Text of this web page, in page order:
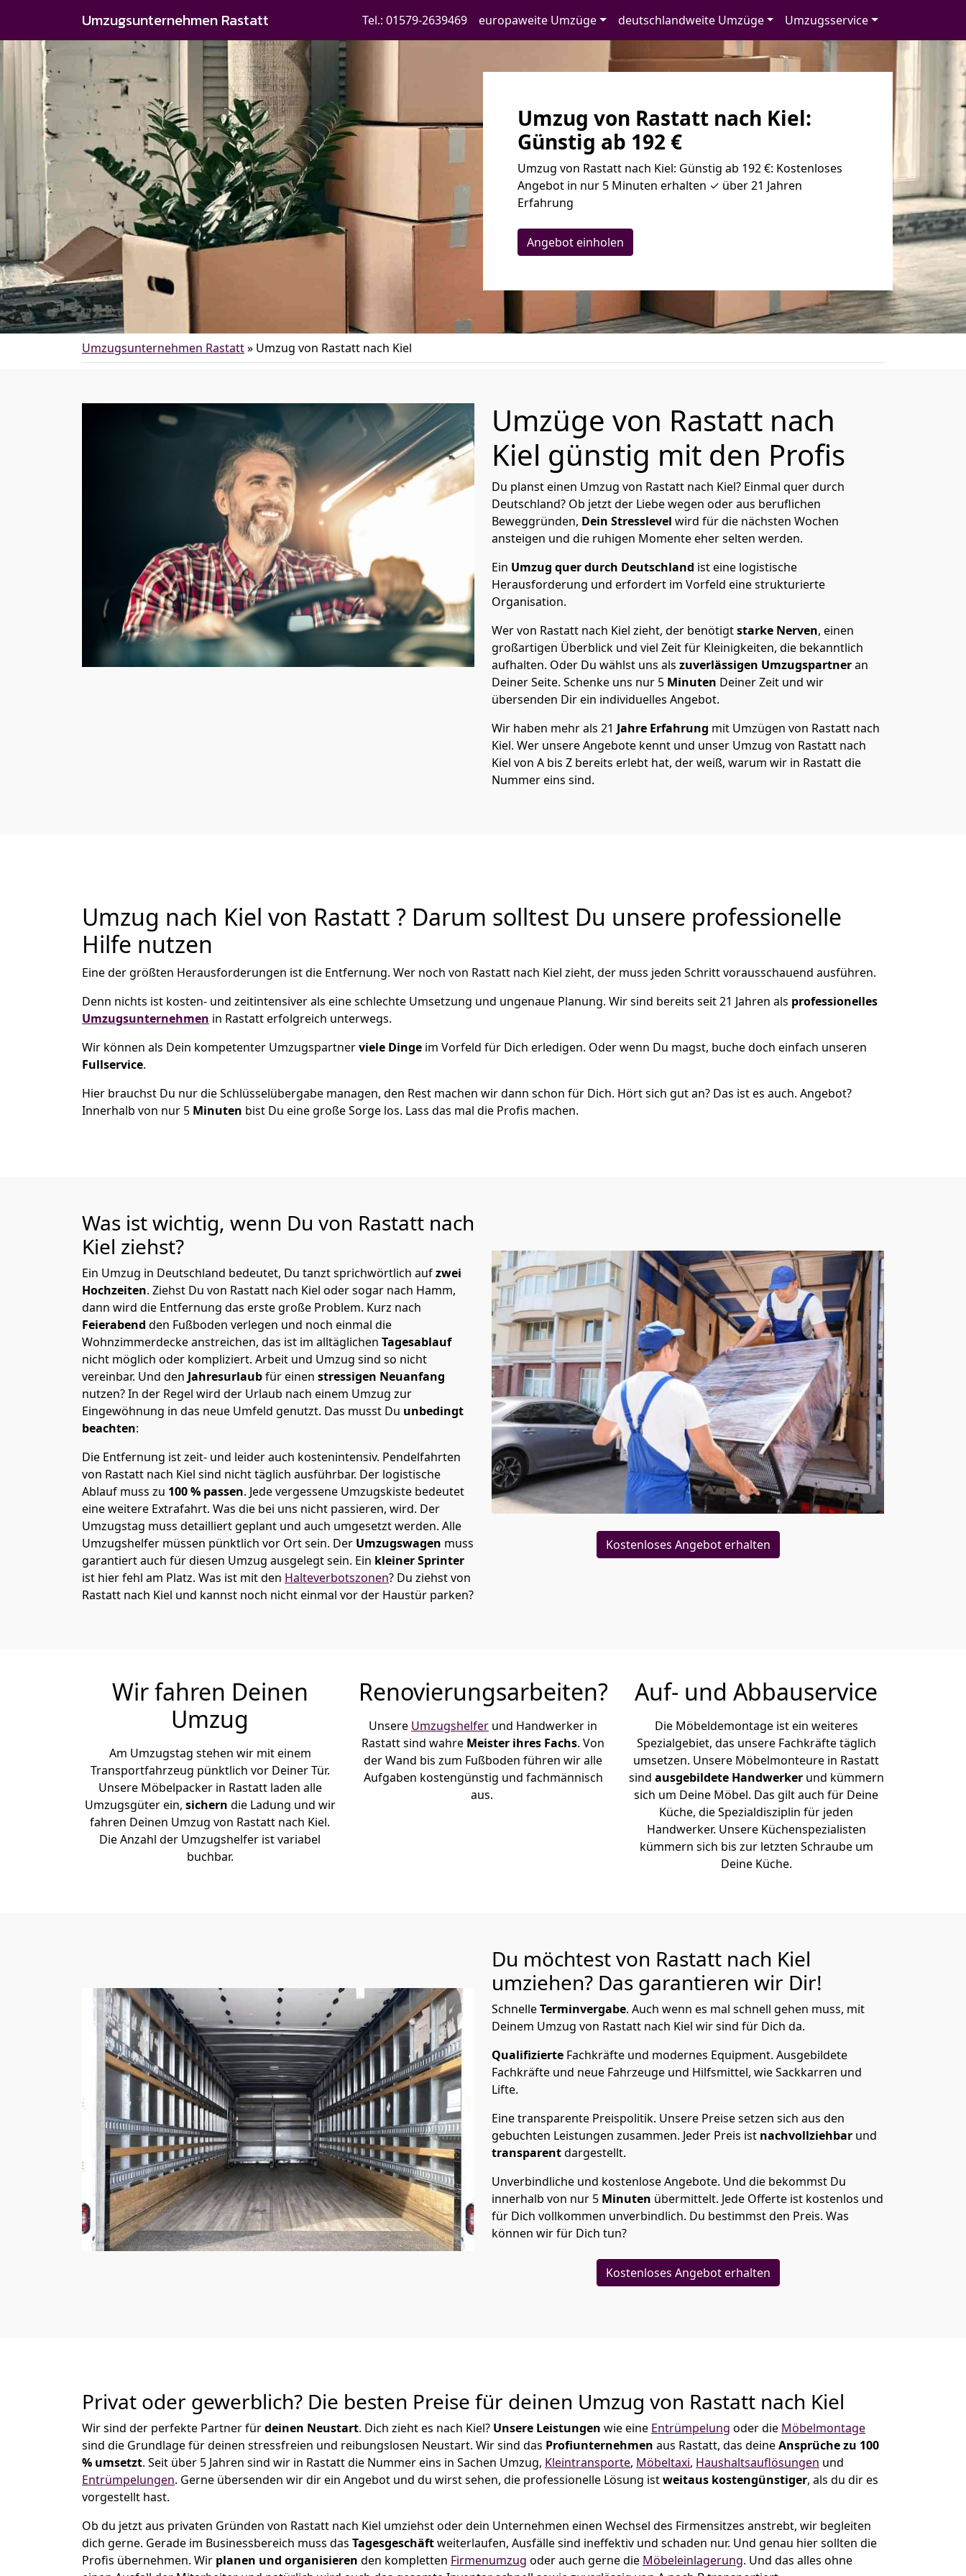
Umzugsunternehmen Rastatt Tel.: 01579-2639469 europaweite Umzüge deutschlandweite Umzüge Umzugsservice
Umzug von Rastatt nach Kiel:
Günstig ab 192 €
Umzug von Rastatt nach Kiel: Günstig ab 192 €: Kostenloses
Angebot in nur 5 Minuten erhalten ✓ über 21 Jahren
Erfahrung
Angebot einholen
Umzugsunternehmen Rastatt» Umzug von Rastatt nach Kiel
Umzüge von Rastatt nach
Kiel günstig mit den Profis
Du planst einen Umzug von Rastatt nach Kiel? Einmal quer durch
Deutschland? Ob jetzt der Liebe wegen oder aus beruflichen
Beweggründen, Dein Stresslevel wird für die nächsten Wochen
ansteigen und die ruhigen Momente eher selten werden.
Ein Umzug quer durch Deutschland ist eine logistische
Herausforderung und erfordert im Vorfeld eine strukturierte
Organisation.
Wer von Rastatt nach Kiel zieht, der benötigtstarke Nerven, einen
großartigen Überblick und viel Zeit für Kleinigkeiten, die bekanntlich
aufhalten. Oder Du wählst uns als zuverlässigen Umzugspartneran
Deiner Seite. Schenke uns nur 5 Minuten Deiner Zeit und wir
übersenden Dir ein individuelles Angebot.
Wir haben mehr als 21 Jahre Erfahrung mit Umzügen von Rastatt nach
Kiel. Wer unsere Angebote kennt und unser Umzug von Rastatt nach
Kiel von A bis Z bereits erlebt hat, der weiß, warum wir in Rastatt die
Nummer eins sind.
Umzug nach Kiel von Rastatt ? Darum solltest Du unsere professionelle
Hilfe nutzen
Eine der größten Herausforderungen ist die Entfernung. Wer noch von Rastatt nach Kiel zieht, der muss jeden Schritt vorausschauend ausführen.
Denn nichts ist kosten- und zeitintensiver als eine schlechte Umsetzung und ungenaue Planung. Wir sind bereits seit 21 Jahren als professionelles
Umzugsunternehmen in Rastatt erfolgreich unterwegs.
Wir können als Dein kompetenter Umzugspartnerviele Dinge im Vorfeld für Dich erledigen. Oder wenn Du magst, buche doch einfach unseren
Fullservice.
Hier brauchst Du nur die Schlüsselübergabe managen, den Rest machen wir dann schon für Dich. Hört sich gut an? Das ist es auch. Angebot?
Innerhalb von nur 5 Minuten bist Du eine große Sorge los. Lass das mal die Profis machen.
Was ist wichtig, wenn Du von Rastatt nach
Kiel ziehst?
Ein Umzug in Deutschland bedeutet, Du tanzt sprichwörtlich aufzwei
Hochzeiten. Ziehst Du von Rastatt nach Kiel oder sogar nach Hamm,
dann wird die Entfernung das erste große Problem. Kurz nach
Feierabend den Fußboden verlegen und noch einmal die
Wohnzimmerdecke anstreichen, das ist im alltäglichen Tagesablauf
nicht möglich oder kompliziert. Arbeit und Umzug sind so nicht
vereinbar. Und den Jahresurlaubfür einen stressigen Neuanfang
nutzen? In der Regel wird der Urlaub nach einem Umzug zur
Eingewöhnung in das neue Umfeld genutzt. Das musst Du unbedingt
beachten:
Die Entfernung ist zeit- und leider auch kostenintensiv. Pendelfahrten
von Rastatt nach Kiel sind nicht täglich ausführbar. Der logistische
Ablauf muss zu 100 % passen. Jede vergessene Umzugskiste bedeutet
eine weitere Extrafahrt. Was die bei uns nicht passieren, wird. Der
Umzugstag muss detailliert geplant und auch umgesetzt werden. Alle
Umzugshelfer müssen pünktlich vor Ort sein. Der Umzugswagen muss
garantiert auch für diesen Umzug ausgelegt sein. Ein kleiner Sprinter
ist hier fehl am Platz. Was ist mit den Halteverbotszonen? Du ziehst von
Rastatt nach Kiel und kannst noch nicht einmal vor der Haustür parken?
Kostenloses Angebot erhalten
Wir fahren Deinen
Umzug
Am Umzugstag stehen wir mit einem
Transportfahrzeug pünktlich vor Deiner Tür.
Unsere Möbelpacker in Rastatt laden alle
Umzugsgüter ein, sichern die Ladung und wir
fahren Deinen Umzug von Rastatt nach Kiel.
Die Anzahl der Umzugshelfer ist variabel
buchbar.
Renovierungsarbeiten?
Unsere Umzugshelfer und Handwerker in
Rastatt sind wahre Meister ihres Fachs. Von
der Wand bis zum Fußboden führen wir alle
Aufgaben kostengünstig und fachmännisch
aus.
Auf- und Abbauservice
Die Möbeldemontage ist ein weiteres
Spezialgebiet, das unsere Fachkräfte täglich
umsetzen. Unsere Möbelmonteure in Rastatt
sind ausgebildete Handwerker und kümmern
sich um Deine Möbel. Das gilt auch für Deine
Küche, die Spezialdisziplin für jeden
Handwerker. Unsere Küchenspezialisten
kümmern sich bis zur letzten Schraube um
Deine Küche.
Du möchtest von Rastatt nach Kiel
umziehen? Das garantieren wir Dir!
SchnelleTerminvergabe. Auch wenn es mal schnell gehen muss, mit
Deinem Umzug von Rastatt nach Kiel wir sind für Dich da.
Qualifizierte Fachkräfte und modernes Equipment. Ausgebildete
Fachkräfte und neue Fahrzeuge und Hilfsmittel, wie Sackkarren und
Lifte.
Eine transparente Preispolitik. Unsere Preise setzen sich aus den
gebuchten Leistungen zusammen. Jeder Preis ist nachvollziehbar und
transparentdargestellt.
Unverbindliche und kostenlose Angebote. Und die bekommst Du
innerhalb von nur 5 Minuten übermittelt. Jede Offerte ist kostenlos und
für Dich vollkommen unverbindlich. Du bestimmst den Preis. Was
können wir für Dich tun?
Kostenloses Angebot erhalten
Privat oder gewerblich? Die besten Preise für deinen Umzug von Rastatt nach Kiel
Wir sind der perfekte Partner fürdeinen Neustart. Dich zieht es nach Kiel? Unsere Leistungen wie eine Entrümpelung oder die Möbelmontage
sind die Grundlage für deinen stressfreien und reibungslosen Neustart. Wir sind das Profiunternehmen aus Rastatt, das deineAnsprüche zu 100
% umsetzt. Seit über 5 Jahren sind wir in Rastatt die Nummer eins in Sachen Umzug, Kleintransporte, Möbeltaxi, Haushaltsauflösungen und
Entrümpelungen. Gerne übersenden wir dir ein Angebot und du wirst sehen, die professionelle Lösung istweitaus kostengünstiger, als du dir es
vorgestellt hast.
Ob du jetzt aus privaten Gründen von Rastatt nach Kiel umziehst oder dein Unternehmen einen Wechsel des Firmensitzes anstrebt, wir begleiten
dich gerne. Gerade im Businessbereich muss das Tagesgeschäftweiterlaufen, Ausfälle sind ineffektiv und schaden nur. Und genau hier sollten die
Profis übernehmen. Wir planen und organisieren den kompletten Firmenumzug oder auch gerne die Möbeleinlagerung. Und das alles ohne